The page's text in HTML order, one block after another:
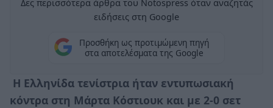
Δες περισσότερα άρθρα του Notospress όταν αναζητάς
ειδήσεις στη Google
Προσθήκη ως προτιμώμενη πηγή
στα αποτελέσματα της Google
Η Ελληνίδα τενίστρια ήταν εντυπωσιακή
κόντρα στη Μάρτα Κόστιουκ και με 2-0 σετ